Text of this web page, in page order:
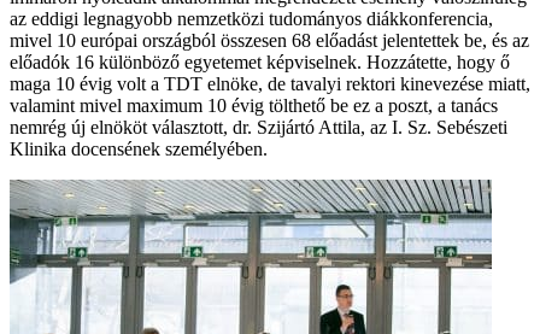
az eddigi legnagyobb nemzetközi tudományos diákkonferencia,
mivel 10 európai országból összesen 68 előadást jelentettek be, és az
előadók 16 különböző egyetemet képviselnek. Hozzátette, hogy ő
maga 10 évig volt a TDT elnöke, de tavalyi rektori kinevezése miatt,
valamint mivel maximum 10 évig tölthető be ez a poszt, a tanács
nemrég új elnököt választott, dr. Szijártó Attila, az I. Sz. Sebészeti
Klinika docensének személyében.